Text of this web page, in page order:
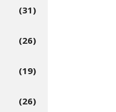
(31)
(26)
(19)
(26)